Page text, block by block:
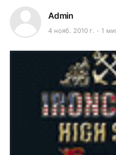
Admin
4 нояб. 2010 г. 1